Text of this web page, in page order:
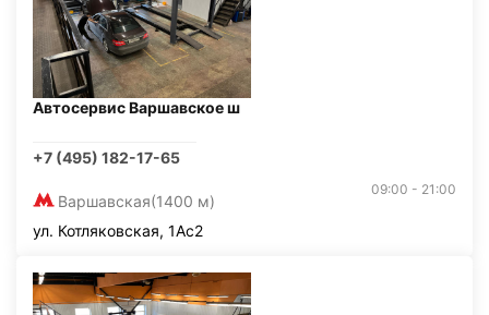
Автосервис Варшавское ш
+7 (495) 182-17-65
Варшавская(1400 м)
09:00 - 21:00
ул. Котляковская, 1Ас2